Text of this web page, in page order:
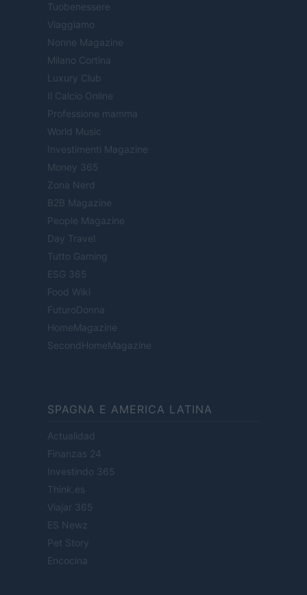
Tuobenessere
Viaggiamo
Nonne Magazine
Milano Cortina
Luxury Club
Il Calcio Online
Professione mamma
World Music
Investimenti Magazine
Money 365
Zona Nerd
B2B Magazine
People Magazine
Day Travel
Tutto Gaming
ESG 365
Food Wiki
FuturoDonna
HomeMagazine
SecondHomeMagazine
SPAGNA E AMERICA LATINA
Actualidad
Finanzas 24
Investindo 365
Think.es
Viajar 365
ES Newz
Pet Story
Encocina